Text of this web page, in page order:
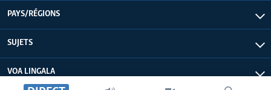
PAYS/RÉGIONS
SUJETS
VOA LINGALA